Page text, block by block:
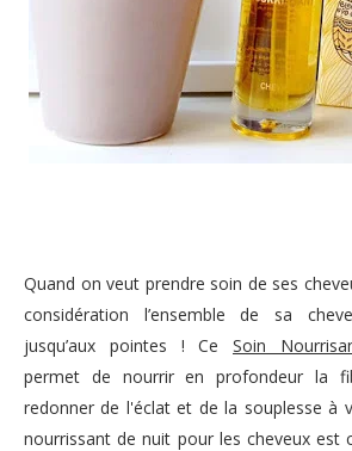
Quand on veut prendre soin de ses
considération l’ensemble de sa
jusqu’aux pointes ! Ce Soin
permet de nourrir en profondeur la
redonner de l'éclat et de la souplesse à
nourrissant de nuit pour les cheveux est